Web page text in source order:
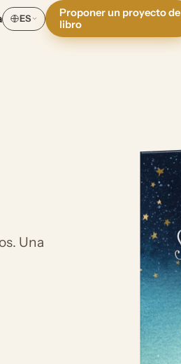
ES
Proponer un proyecto de
libro
Una